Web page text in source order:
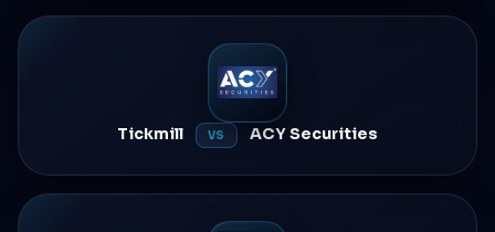
Tickmill VS ACY Securities